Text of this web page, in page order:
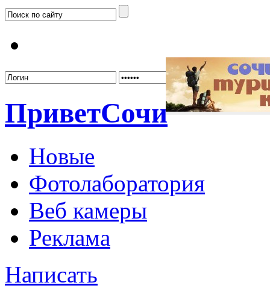
ПриветСочи
Новые
Фотолаборатория
Веб камеры
Реклама
Написать